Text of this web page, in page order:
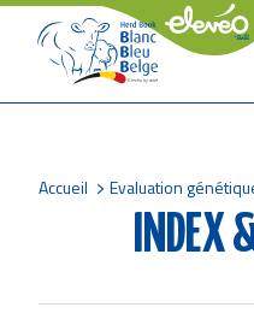
d'Ariane
Accueil Evaluation
INDEX